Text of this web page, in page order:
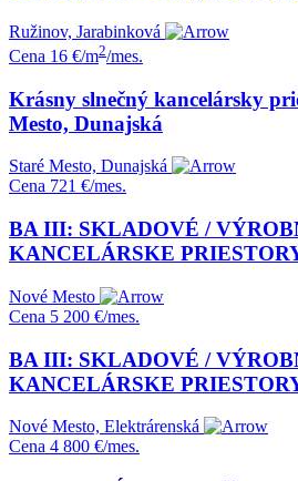
Ružinov, Jarabinková
Cena 16 €/m2/mes.
Krásny slnečný kancelársky
Mesto, Dunajská
Staré Mesto, Dunajská
Cena 721 €/mes.
BA III: SKLADOVÉ /
KANCELÁRSKE
Nové Mesto
Cena 5 200 €/mes.
BA III: SKLADOVÉ /
KANCELÁRSKE
Nové Mesto, Elektrárenská
Cena 4 800 €/mes.